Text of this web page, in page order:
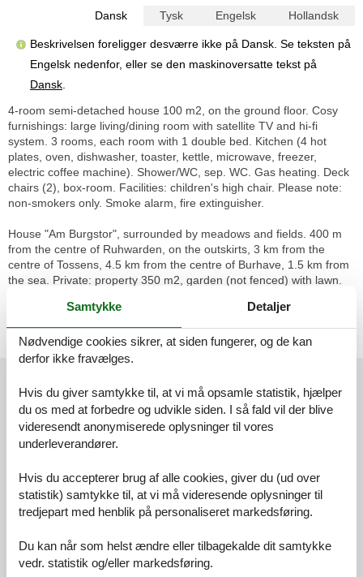
Dansk Tysk Engelsk Hollandsk
Beskrivelsen foreligger desværre ikke på Dansk. Se teksten på
Engelsk nedenfor, eller se den maskinoversatte tekst på
Dansk
4-room semi-detached house 100 m2, on the ground floor. Cosy
furnishings: large living/dining room with satellite TV and hi-fi
system. 3 rooms, each room with 1 double bed. Kitchen (4 hot
plates, oven, dishwasher, toaster, kettle, microwave, freezer,
electric coffee machine). Shower/WC, sep. WC. Gas heating. Deck
chairs (2), box-room. Facilities: children's high chair. Please note:
non-smokers only. Smoke alarm, fire extinguisher.
House "Am Burgstor", surrounded by meadows and fields. 400 m
from the centre of Ruhwarden, on the outskirts, 3 km from the
centre of Tossens, 4.5 km from the centre of Burhave, 1.5 km from
the sea. Private: property 350 m2, garden (not fenced) with lawn.
system. Parking (for 2 cars) at the house. Supermarket 3 km,
restaurant, café 400 m, bus stop 200 m, grass beach 1.5 km,
indoor swimming pool 4 km.
Vores gæsteanmeldelserEksterne anmeldelser
4,5
Adgangsvej:
Køkken:
Samtykke Detaljer
Nødvendige cookies sikrer, at siden fungerer, og de kan
derfor ikke fravælges.
Hvis du giver samtykke til, at vi må opsamle statistik, hjælper
du os med at forbedre og udvikle siden. I så fald vil der blive
videresendt anonymiserede oplysninger til vores
underleverandører.
Hvis du accepterer brug af alle cookies, giver du (ud over
statistik) samtykke til, at vi må videresende oplysninger til
tredjepart med henblik på personaliseret markedsføring.
Du kan når som helst ændre eller tilbagekalde dit samtykke
vedr. statistik og/eller markedsføring.